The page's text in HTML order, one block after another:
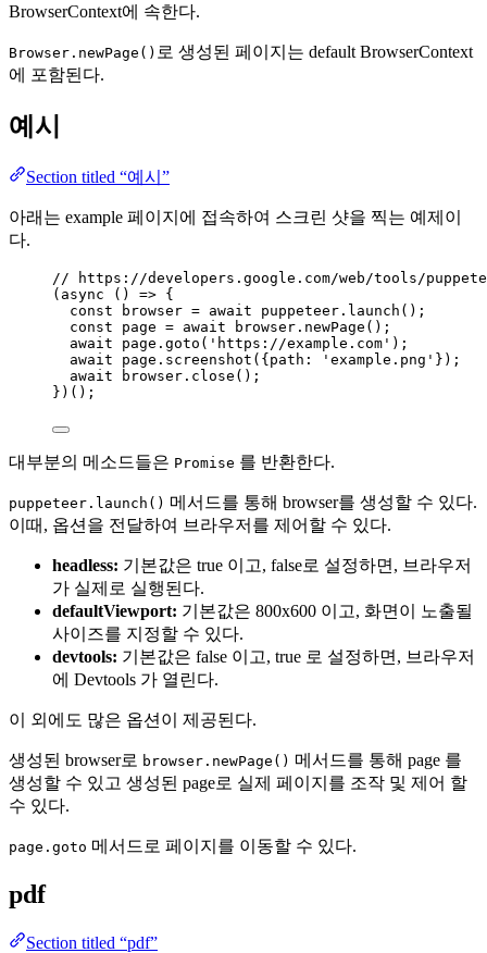
BrowserContext에 속한다.
Browser.newPage() 로 생성된 페이지는 default BrowserContext
에 포함된다.
예시
Section titled “예시”
아래는 example 페이지에 접속하여 스크린 샷을 찍는 예제이
다.
// https://developers.google.com/web/tools/
( async () => {
const
browser = await puppeteer . launch ();
const page = await browser . newPage ();
await
page . goto ( ' https://example.com ' );
await
page . screenshot ({path: ' example.png ' });
await
browser . close ();
})();
대부분의 메소드들은 Promise 를 반환한다.
puppeteer.launch() 메서드를 통해 browser를 생성할 수 있다.
이때, 옵션을 전달하여 브라우저를 제어할 수 있다.
headless: 기본값은 true 이고, false로 설정하면, 브라우저
가 실제로 실행된다.
defaultViewport: 기본값은 800x600 이고, 화면이 노출될
사이즈를 지정할 수 있다.
devtools: 기본값은 false 이고, true 로 설정하면, 브라우저
에 Devtools 가 열린다.
이 외에도 많은 옵션이 제공된다.
생성된 browser로 browser.newPage() 메서드를 통해 page 를
생성할 수 있고 생성된 page로 실제 페이지를 조작 및 제어 할
수 있다.
page.goto 메서드로 페이지를 이동할 수 있다.
pdf
Section titled “pdf”